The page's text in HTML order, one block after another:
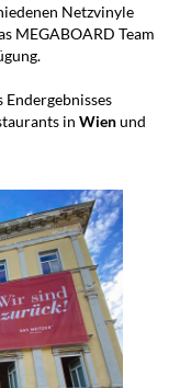
Netzvinyle
MEGABOARD Team
in Wienund